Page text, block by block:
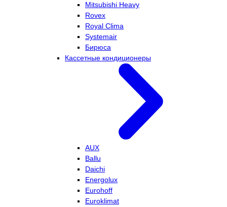
Mitsubishi Heavy
Rovex
Royal Clima
Systemair
Бирюса
Кассетные кондиционеры
AUX
Ballu
Daichi
Energolux
Eurohoff
Euroklimat